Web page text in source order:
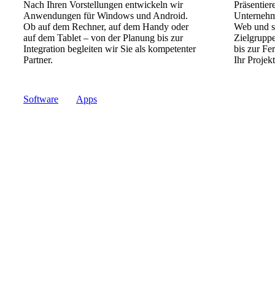
Nach Ihren Vorstellungen entwickeln wir
Anwendungen für Windows und Android.
Ob auf dem Rechner, auf dem Handy oder
auf dem Tablet – von der Planung bis zur
Integration begleiten wir Sie als kompetenter
Partner.
Software Apps
Web und
bis zur
Ihr